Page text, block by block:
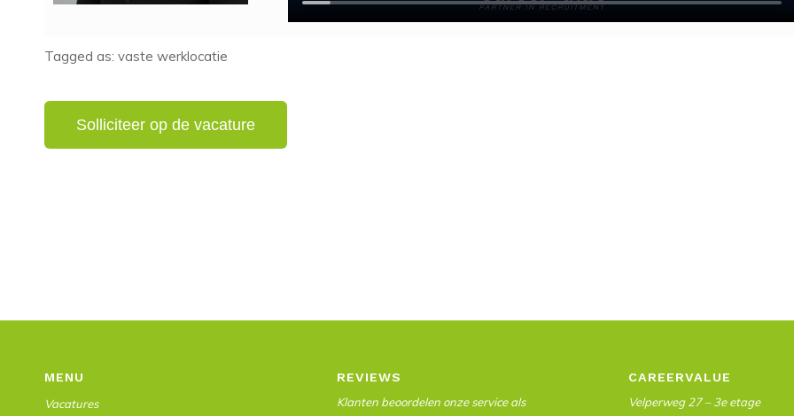
Tagged as: vaste werklocatie
MENU
Vacatures
REVIEWS
Klanten beoordelen onze service als
CAREERVALUE
Velperweg 27 – 3e etage